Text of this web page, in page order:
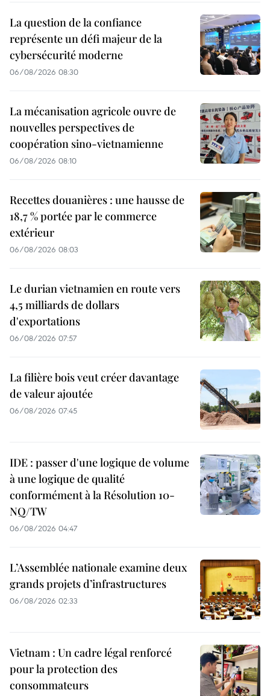
La question de la confiance
représente un défi majeur de la
cybersécurité moderne
06/08/2026 08:30
La mécanisation agricole ouvre de
nouvelles perspectives de
coopération sino-vietnamienne
06/08/2026 08:10
Recettes douanières : une hausse de
18,7 % portée par le commerce
extérieur
06/08/2026 08:03
Le durian vietnamien en route vers
4,5 milliards de dollars
d'exportations
06/08/2026 07:57
La filière bois veut créer davantage
de valeur ajoutée
06/08/2026 07:45
IDE : passer d'une logique de volume
à une logique de qualité
conformément à la Résolution 10-
NQ/TW
06/08/2026 04:47
L’Assemblée nationale examine deux
grands projets d’infrastructures
06/08/2026 02:33
Vietnam : Un cadre légal renforcé
pour la protection des
consommateurs